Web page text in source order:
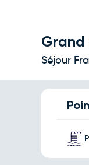
Grand
Séjour